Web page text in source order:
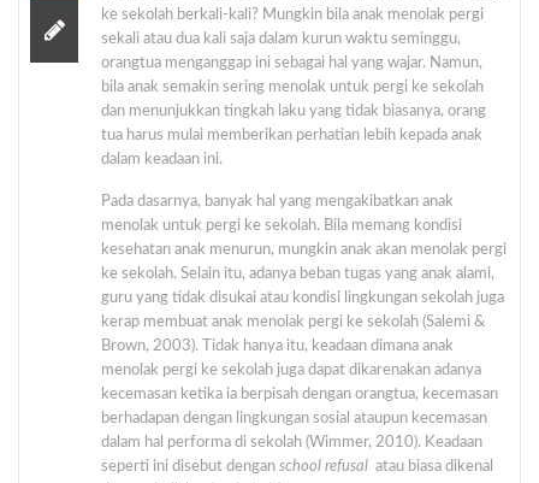
ke sekolah berkali-kali? Mungkin bila anak menolak pergi
sekali atau dua kali saja dalam kurun waktu seminggu,
orangtua menganggap ini sebagai hal yang wajar. Namun,
bila anak semakin sering menolak untuk pergi ke sekolah
dan menunjukkan tingkah laku yang tidak biasanya, orang
tua harus mulai memberikan perhatian lebih kepada anak
dalam keadaan ini.
Pada dasarnya, banyak hal yang mengakibatkan anak
menolak untuk pergi ke sekolah. Bila memang kondisi
kesehatan anak menurun, mungkin anak akan menolak pergi
ke sekolah. Selain itu, adanya beban tugas yang anak alami,
guru yang tidak disukai atau kondisi lingkungan sekolah juga
kerap membuat anak menolak pergi ke sekolah (Salemi &
Brown, 2003). Tidak hanya itu, keadaan dimana anak
menolak pergi ke sekolah juga dapat dikarenakan adanya
kecemasan ketika ia berpisah dengan orangtua, kecemasan
berhadapan dengan lingkungan sosial ataupun kecemasan
dalam hal performa di sekolah (Wimmer, 2010). Keadaan
seperti ini disebut dengan school refusal atau biasa dikenal